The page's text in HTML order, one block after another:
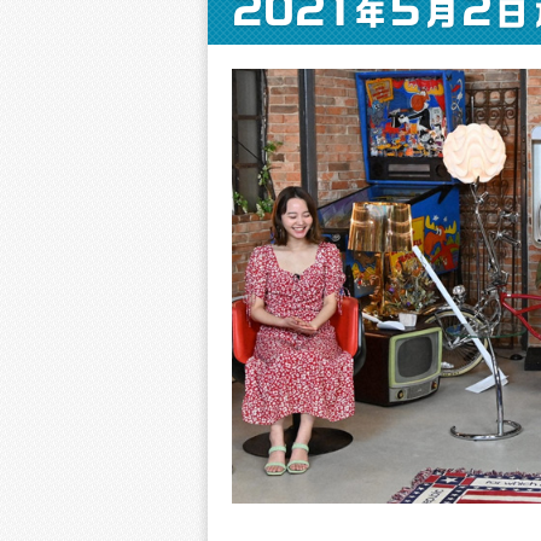
2021年5月2日